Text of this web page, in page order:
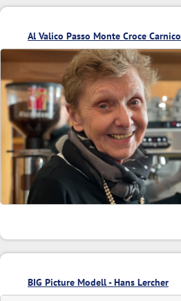
Al Valico Passo Monte Croce Carnico
BIG Picture Modell - Hans Lercher